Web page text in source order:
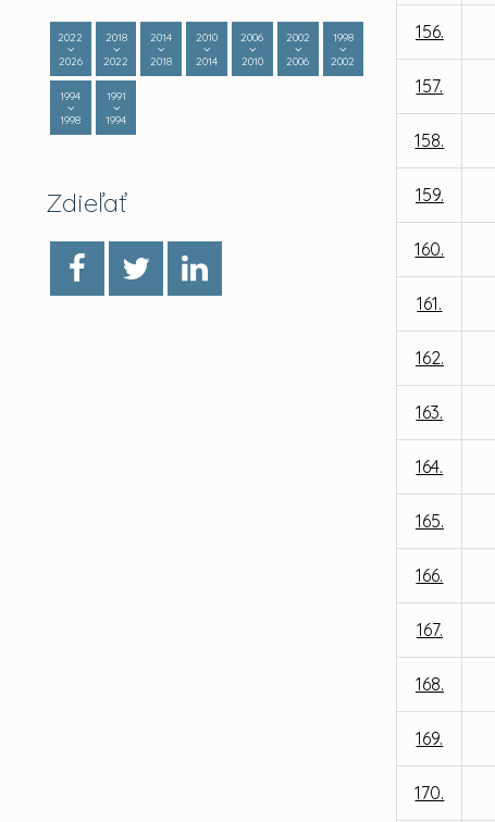
2022
2026
2018
2022
2014
2018
2010
2014
2006
2010
2002
2006
1998
2002
1994
1998
1991
1994
Zdieľať
156.
157.
158.
159.
160.
161.
162.
163.
164.
165.
166.
167.
168.
169.
170.